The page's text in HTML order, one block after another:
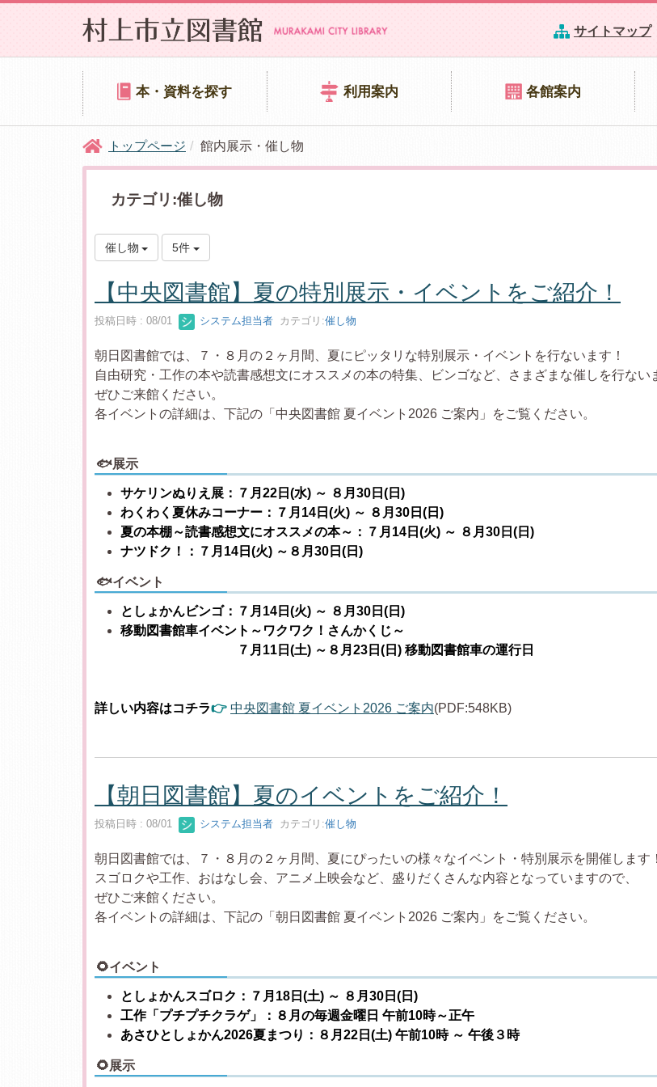
サイトマップ
本・資料を探す 利用案内 各館案内
トップページ 館内展示・催し物
カテゴリ:催し物
催し物 5件
【中央図書館】夏の特別展示・イベントをご紹介！
投稿日時 : 08/01 システム担当者 カテゴリ:催し物
朝日図書館では、７・８月の２ヶ月間、夏にピッタリな特別展示・イベントを行ないます！
自由研究・工作の本や読書感想文にオススメの本の特集、ビンゴなど、さまざまな催しを行ない
ぜひご来館ください。
各イベントの詳細は、下記の「中央図書館 夏イベント2026 ご案内」をご覧ください。
🐟展示
サケリンぬりえ展：７月22日(水) ～ ８月30日(日)
わくわく夏休みコーナー：７月14日(火) ～ ８月30日(日)
夏の本棚～読書感想文にオススメの本～：７月14日(火) ～ ８月30日(日)
ナツドク！：７月14日(火) ～８月30日(日)
🐟イベント
としょかんビンゴ：７月14日(火) ～ ８月30日(日)
移動図書館車イベント～ワクワク！さんかくじ～
７月11日(土) ～８月23日(日) 移動図書館車の運行日
詳しい内容はコチラ👉 中央図書館 夏イベント2026 ご案内(PDF:548KB)
【朝日図書館】夏のイベントをご紹介！
投稿日時 : 08/01 システム担当者 カテゴリ:催し物
朝日図書館では、７・８月の２ヶ月間、夏にぴったいの様々なイベント・特別展示を開催します！
スゴロクや工作、おはなし会、アニメ上映会など、盛りだくさんな内容となっていますので、
ぜひご来館ください。
各イベントの詳細は、下記の「朝日図書館 夏イベント2026 ご案内」をご覧ください。
🌻イベント
としょかんスゴロク：７月18日(土) ～ ８月30日(日)
工作「プチプチクラゲ」：８月の毎週金曜日 午前10時～正午
あさひとしょかん2026夏まつり：８月22日(土) 午前10時 ～ 午後３時
🌻展示